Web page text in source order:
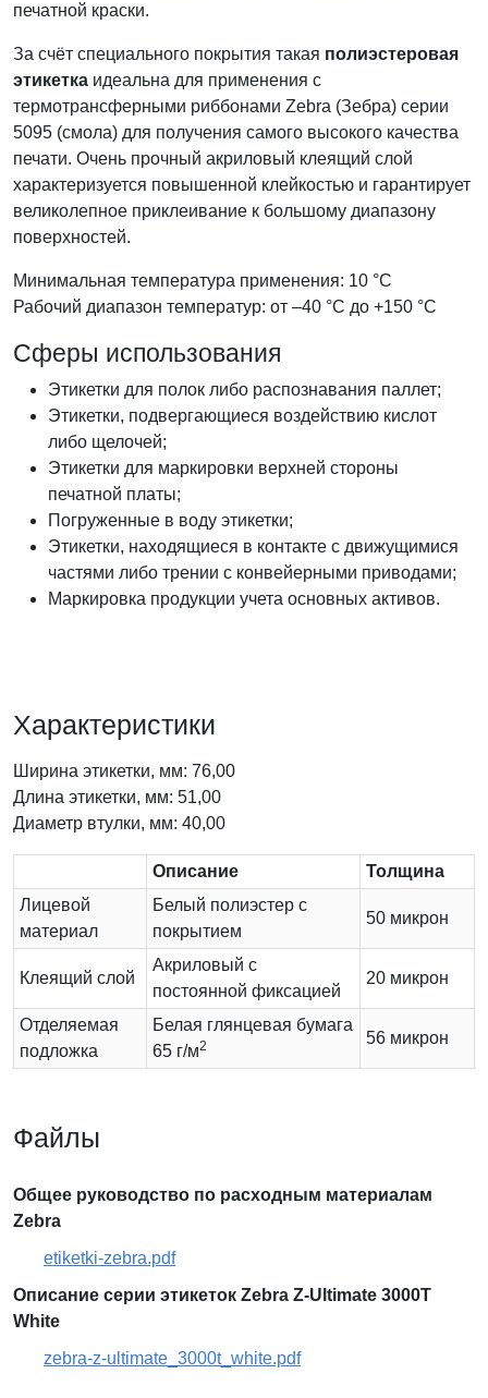
печатной краски.
За счёт специального покрытия такая полиэстеровая
этикетка идеальна для применения с
термотрансферными риббонами Zebra (Зебра) серии
5095 (смола) для получения самого высокого качества
печати. Очень прочный акриловый клеящий слой
характеризуется повышенной клейкостью и гарантирует
великолепное приклеивание к большому диапазону
поверхностей.
Минимальная температура применения: 10 °С
Рабочий диапазон температур: от –40 °С до +150 °С
Сферы использования
Этикетки для полок либо распознавания паллет;
Этикетки, подвергающиеся воздействию кислот
либо щелочей;
Этикетки для маркировки верхней стороны
печатной платы;
Погруженные в воду этикетки;
Этикетки, находящиеся в контакте с движущимися
частями либо трении с конвейерными приводами;
Маркировка продукции учета основных активов.
Характеристики
Ширина этикетки, мм: 76,00
Длина этикетки, мм: 51,00
Диаметр втулки, мм: 40,00
Описание
Толщина
Лицевой
материал
Белый полиэстер с
покрытием
50 микрон
Клеящий слой
Акриловый с
постоянной фиксацией
20 микрон
Отделяемая
подложка
Белая глянцевая бумага
65 г/м2 56 микрон
Файлы
Общее руководство по расходным материалам
Zebra
etiketki-zebra.pdf
Описание серии этикеток Zebra Z-Ultimate 3000T
White
zebra-z-ultimate_3000t_white.pdf